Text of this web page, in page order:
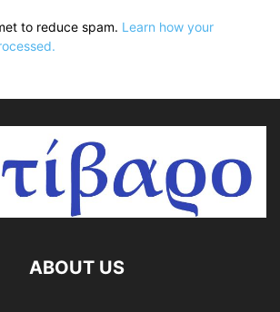
to reduce spam. Learn how your
ABOUT US